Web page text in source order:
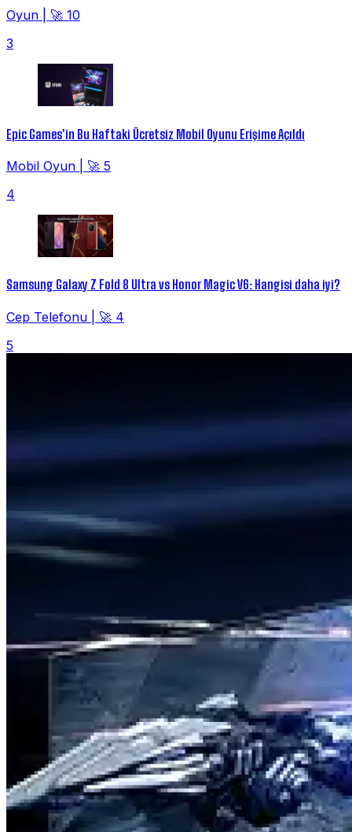
Oyun
🚀 10
3
Epic Games'in Bu Haftaki Ücretsiz Mobil Oyunu Erişime Açıldı
Mobil Oyun
🚀 5
4
Samsung Galaxy Z Fold 8 Ultra vs Honor Magic V6: Hangisi daha iyi?
Cep Telefonu
🚀 4
5